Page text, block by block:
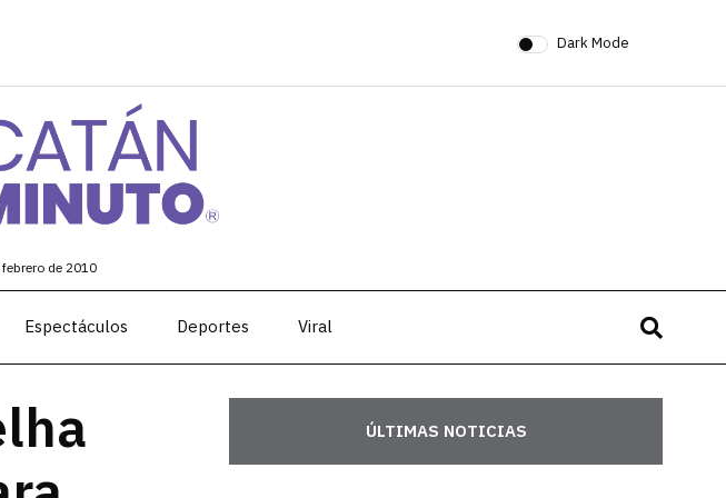
Dark Mode
de 2010
Espectáculos Deportes Viral
ÚLTIMAS NOTICIAS